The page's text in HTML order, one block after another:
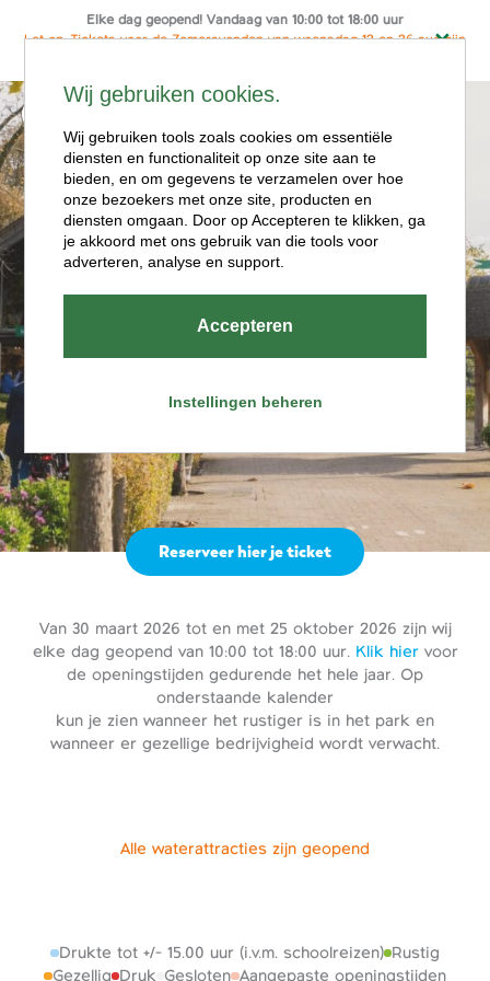
Elke dag geopend! Vandaag van 10:00 tot 18:00 uur
Let op: Tickets voor de Zomeravonden van woensdag 12 en 26 aug zijn
Ga
naar
de
inhoud
Openingstijde
n
Van 30 maart 2026 tot en met 25 oktober 2026 zijn wij
elke dag geopend van 10:00 tot 18:00 uur. Klik hiervoor
de openingstijden gedurende het hele jaar. Op
onderstaande kalender
kun je zien wanneer het rustiger is in het park en
wanneer er gezellige bedrijvigheid wordt verwacht.
Reserveer hier je ticket
Alle waterattracties zijn geopend
Aangepaste openingstijden
Druk
Drukte tot +/- 15.00 uur (i.v.m. schoolreizen)
Gesloten
Gezellig
Rustig
Wij gebruiken cookies.
Wij gebruiken tools zoals cookies om essentiële
diensten en functionaliteit op onze site aan te
bieden, en om gegevens te verzamelen over hoe
onze bezoekers met onze site, producten en
diensten omgaan. Door op Accepteren te klikken, ga
je akkoord met ons gebruik van die tools voor
adverteren, analyse en support.
Accepteren
Instellingen beheren